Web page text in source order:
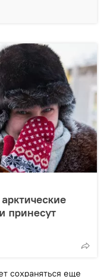
принесут
сохраняться еще